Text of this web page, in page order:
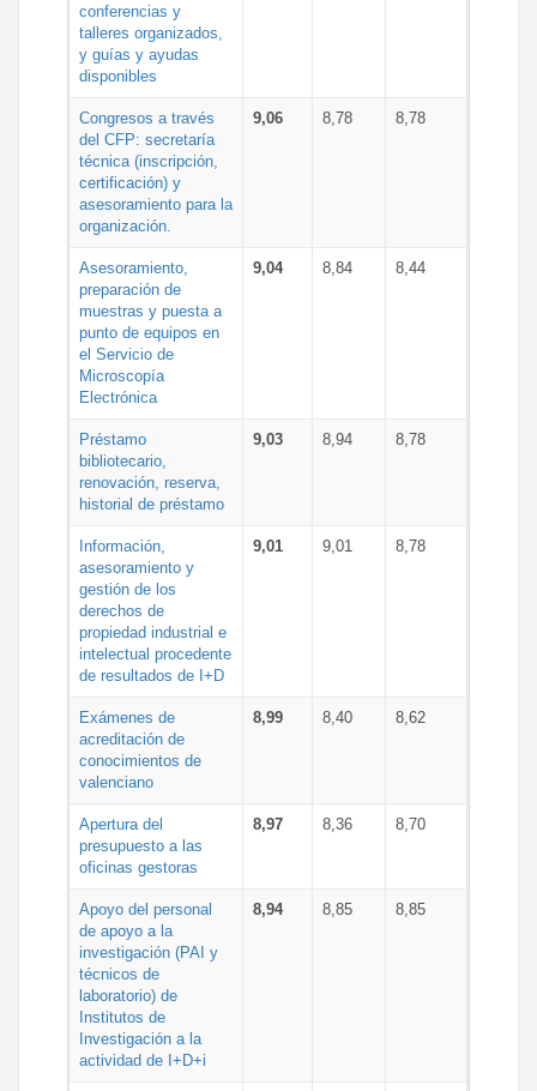
conferencias y
talleres organizados,
y guías y ayudas
disponibles
Congresos a través
del CFP: secretaría
técnica (inscripción,
certificación) y
asesoramiento para la
organización.
9,06 8,78 8,78
Asesoramiento,
preparación de
muestras y puesta a
punto de equipos en
el Servicio de
Microscopía
Electrónica
9,04 8,84 8,44
Préstamo
bibliotecario,
renovación, reserva,
historial de préstamo
9,03 8,94 8,78
Información,
asesoramiento y
gestión de los
derechos de
propiedad industrial e
intelectual procedente
de resultados de I+D
9,01 9,01 8,78
Exámenes de
acreditación de
conocimientos de
valenciano
8,99 8,40 8,62
Apertura del
presupuesto a las
oficinas gestoras
8,97 8,36 8,70
Apoyo del personal
de apoyo a la
investigación (PAI y
técnicos de
laboratorio) de
Institutos de
Investigación a la
actividad de I+D+i
8,94 8,85 8,85